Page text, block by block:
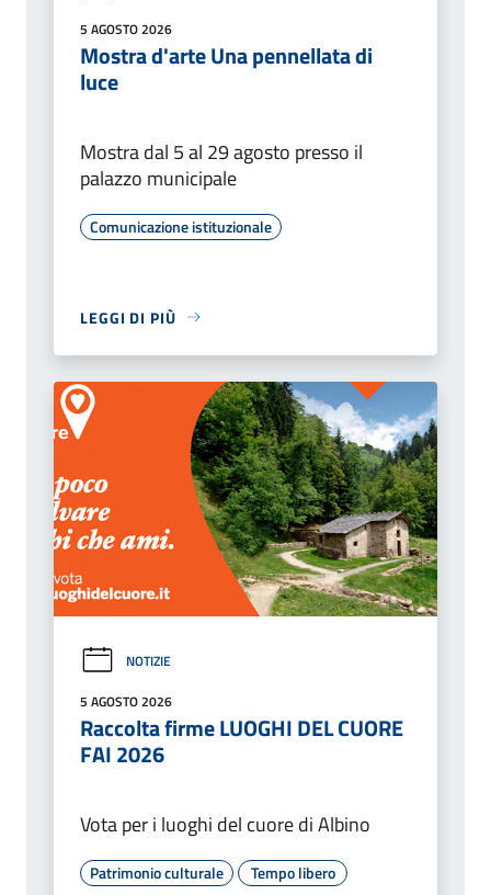
5 AGOSTO 2026
Mostra d'arte Una pennellata di
luce
Mostra dal 5 al 29 agosto presso il
palazzo municipale
Comunicazione istituzionale
LEGGI DI PIÙ
NOTIZIE
5 AGOSTO 2026
Raccolta firme LUOGHI DEL CUORE
FAI 2026
Vota per i luoghi del cuore di Albino
Patrimonio culturale
Tempo libero